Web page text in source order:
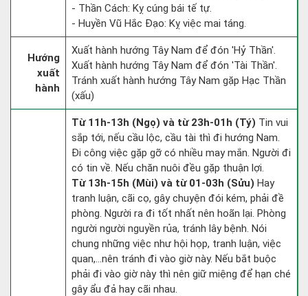
- Thần Cách: Kỵ cúng bái tế tự.
- Huyền Vũ Hắc Đạo: Kỵ việc mai táng.
Hướng
xuất
hành
Xuất hành hướng Tây Nam để đón 'Hỷ Thần'.
Xuất hành hướng Tây Nam để đón 'Tài Thần'.
Tránh xuất hành hướng Tây Nam gặp Hạc Thần
(xấu)
Từ 11h-13h (Ngọ) và từ 23h-01h (Tý) Tin vui
sắp tới, nếu cầu lộc, cầu tài thì đi hướng Nam.
Đi công việc gặp gỡ có nhiều may mắn. Người đi
có tin về. Nếu chăn nuôi đều gặp thuận lợi.
Từ 13h-15h (Mùi) và từ 01-03h (Sửu) Hay
tranh luận, cãi cọ, gây chuyện đói kém, phải đề
phòng. Người ra đi tốt nhất nên hoãn lại. Phòng
người người nguyền rủa, tránh lây bệnh. Nói
chung những việc như hội họp, tranh luận, việc
quan,…nên tránh đi vào giờ này. Nếu bắt buộc
phải đi vào giờ này thì nên giữ miệng để hạn ché
gây ẩu đả hay cãi nhau.